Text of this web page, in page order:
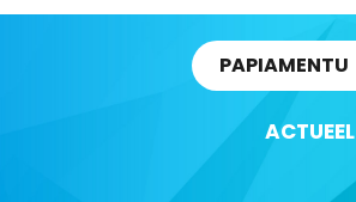
PAPIAMENTU
ACTUEEL